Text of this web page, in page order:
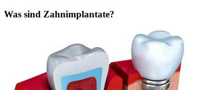
Was sind Zahnimplantate?